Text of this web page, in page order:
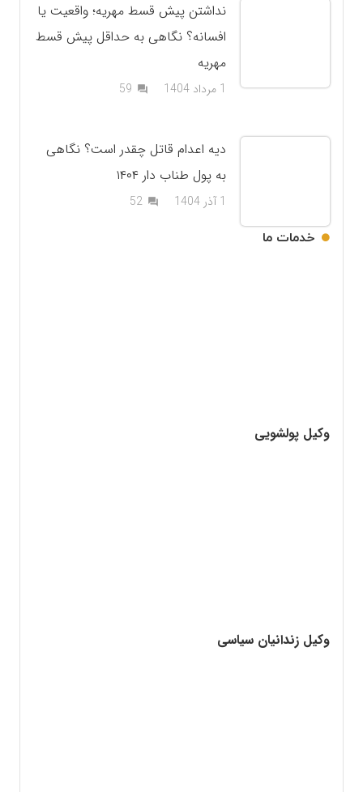
نداشتن پیش قسط مهریه؛ واقعیت یا
افسانه؟ نگاهی به حداقل پیش قسط
مهریه
1 مرداد 1404 question_answer
59دیدگاه
دیه اعدام قاتل چقدر است؟ نگاهی
به پول طناب دار ۱۴۰۴
1 آذر 1404 question_answer
52دیدگاه
خدمات ما
وکیل پولشویی
وکیل زندانیان سیاسی